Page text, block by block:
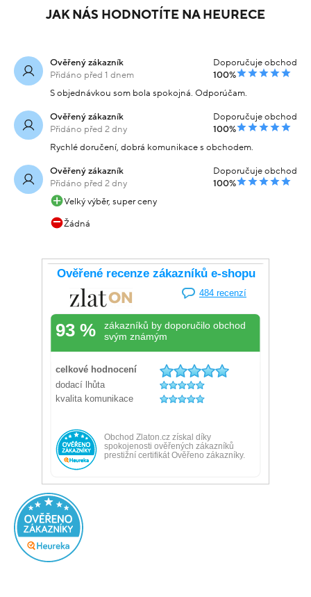
JAK NÁS HODNOTÍTE NA HEURECE
Ověřený zákazník
Přidáno před 1 dnem
Doporučuje obchod
100%
S objednávkou som bola spokojná. Odporúčam.
Ověřený zákazník
Přidáno před 2 dny
Doporučuje obchod
100%
Rychlé doručení, dobrá komunikace s obchodem.
Ověřený zákazník
Přidáno před 2 dny
Doporučuje obchod
100%
Velký výběr, super ceny
Žádná